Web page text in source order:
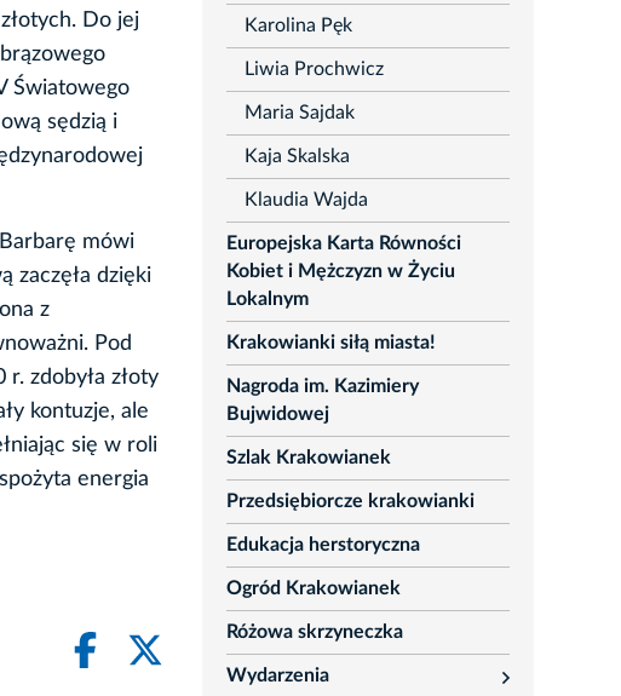
Do jej
Światowego
sędzią i
mówi
zaczęła dzięki
z
Pod
zdobyła złoty
kontuzje, ale
się w roli
energia
Karolina Pęk
Liwia Prochwicz
Maria Sajdak
Kaja Skalska
Klaudia Wajda
Europejska Karta Równości
Kobiet i Mężczyzn w Życiu
Lokalnym
Krakowianki siłą miasta!
Nagroda im. Kazimiery
Bujwidowej
Szlak Krakowianek
Przedsiębiorcze krakowianki
Edukacja herstoryczna
Ogród Krakowianek
Różowa skrzyneczka
Wydarzenia
rozwiń